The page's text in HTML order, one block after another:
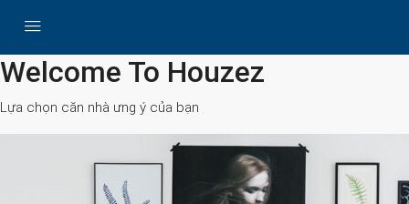
Search
Welcome To Houzez
Lựa chọn căn nhà ưng ý của bạn